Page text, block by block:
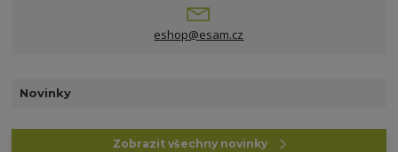
eshop@esam.cz
Novinky
Zobrazit všechny novinky